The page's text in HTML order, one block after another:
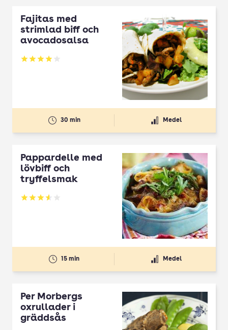
Fajitas med
strimlad biff och
avocadosalsa
Betyg: 3.94 av 5
30 min Medel
Pappardelle med
lövbiff och
tryffelsmak
Betyg: 3.6 av 5
15 min Medel
Per Morbergs
oxrullader i
gräddsås